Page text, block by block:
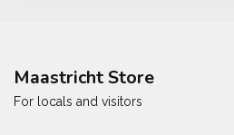
Maastricht Store
For locals and visitors